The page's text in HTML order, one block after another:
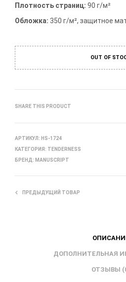
Плотность страниц: 90 г/м²
Обложка: 350 г/м², защитное
OUT OF
SHARE THIS PRODUCT
АРТИКУЛ: HS-1724
КАТЕГОРИЯ: TENDERNESS
БРЕНД: MANUSCRIPT
ПРЕДЫДУЩИЙ ТОВАР
ДОПОЛНИТЕЛЬНАЯ
ОТЗЫВЫ